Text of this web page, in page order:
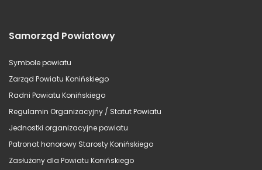
Samorząd Powiatowy
Symbole powiatu
Zarząd Powiatu Konińskiego
Radni Powiatu Konińskiego
Regulamin Organizacyjny / Statut Powiatu
Jednostki organizacyjne powiatu
Patronat honorowy Starosty Konińskiego
Zasłużony dla Powiatu Konińskiego